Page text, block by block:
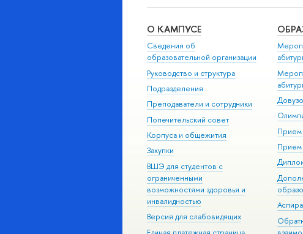
О КАМПУСЕ
Сведения об
образовательной организации
Руководство и структура
Подразделения
Преподаватели и сотрудники
Попечительский совет
Корпуса и общежития
Закупки
ВШЭ для студентов с
ограниченными
возможностями здоровья и
инвалидностью
Версия для слабовидящих
Прием
Прием